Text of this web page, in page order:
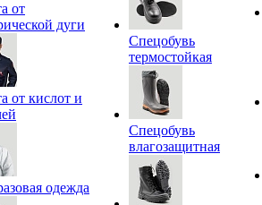
от
дуги
от кислот и
одежда
Спецобувь
термостойкая
Спецобувь
влагозащитная